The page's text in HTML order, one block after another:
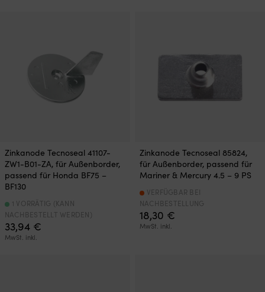
Zinkanode Tecnoseal 41107-
ZW1-B01-ZA, für Außenborder,
passend für Honda BF75 –
BF130
33,94 €
MwSt. inkl.
1 VORRÄTIG (KANN
NACHBESTELLT WERDEN)
Zinkanode Tecnoseal 85824,
für Außenborder, passend für
Mariner & Mercury 4.5 – 9 PS
18,30 €
MwSt. inkl.
VERFÜGBAR BEI
NACHBESTELLUNG